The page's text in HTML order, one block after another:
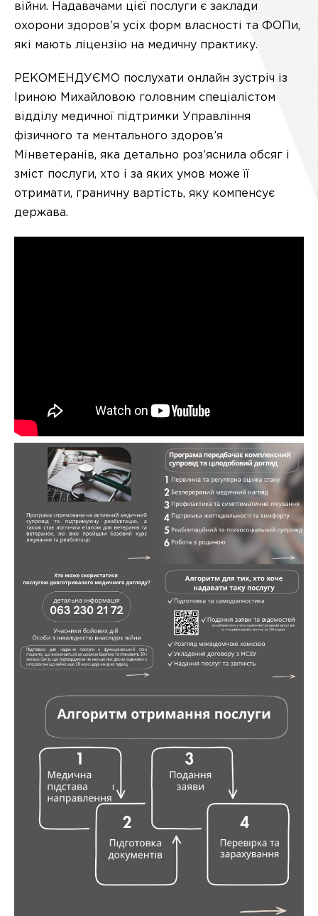
війни. Надавачами цієї послуги є заклади
охорони здоров’я усіх форм власності та ФОПи,
які мають ліцензію на медичну практику.
РЕКОМЕНДУЄМО послухати онлайн зустріч із
Іриною Михайловою головним спеціалістом
відділу медичної підтримки Управління
фізичного та ментального здоров’я
Мінветеранів, яка детально роз’яснила обсяг і
зміст послуги, хто і за яких умов може її
отримати, граничну вартість, яку компенсує
держава.